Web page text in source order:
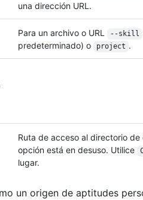
una dirección URL.
Para un archivo o URL --skill
predeterminado) o
project .
Ruta de acceso al directorio de
opción está en desuso. Utilice
lugar.
un origen de aptitudes